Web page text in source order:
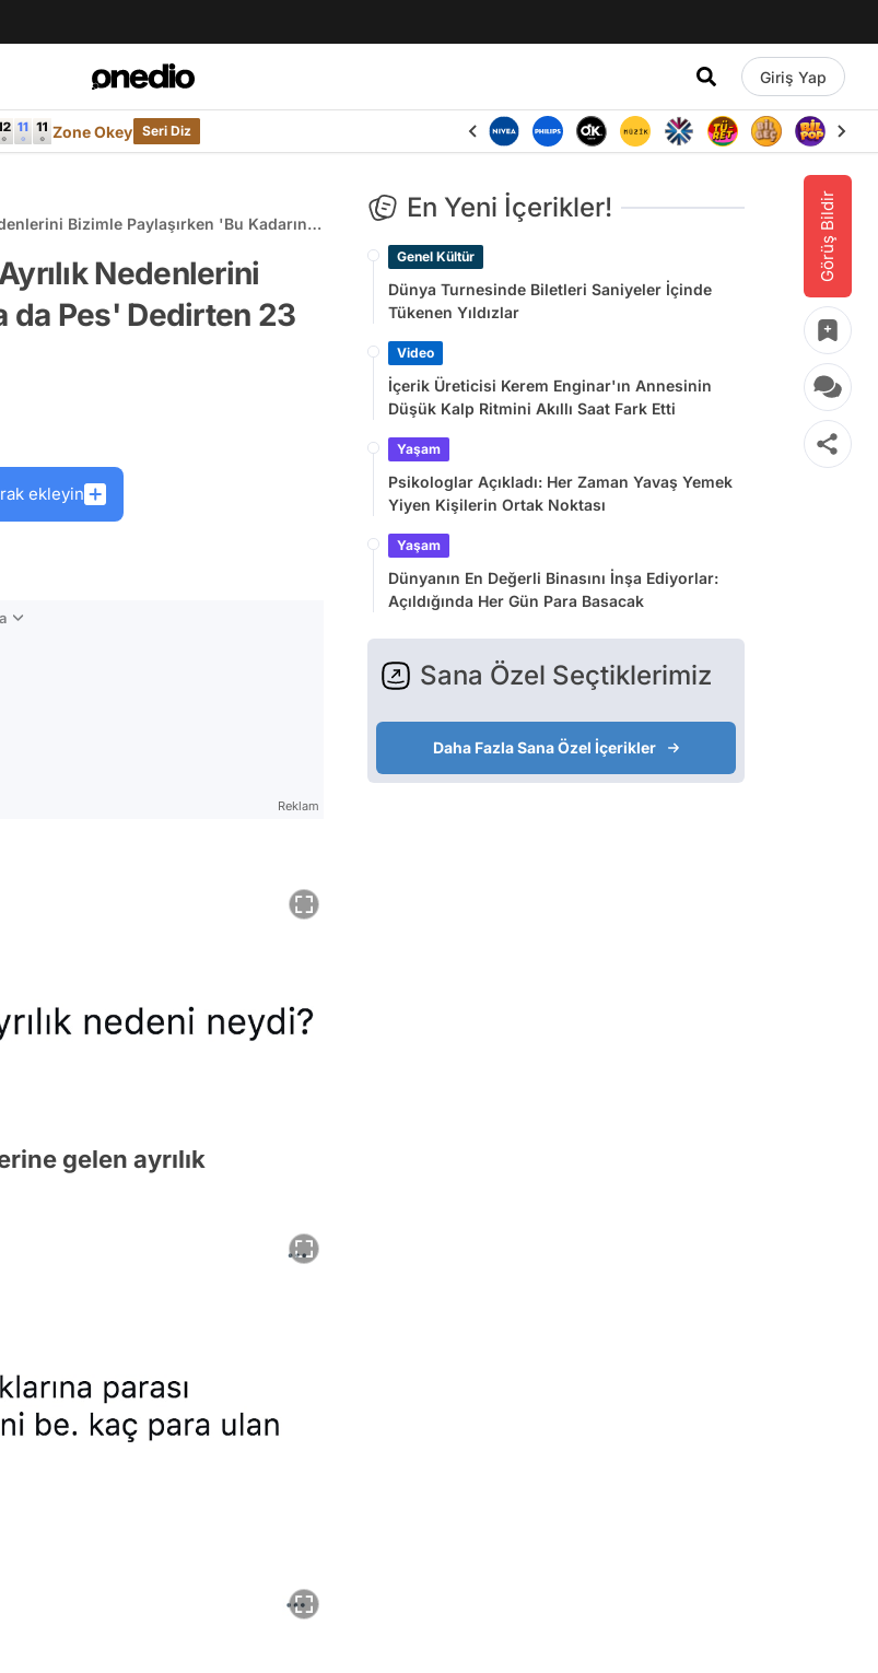
Giriş Yap
Zone Okey Seri Diz
Görüş Bildir
Bizimle Paylaşırken 'Bu Kadarına
Nedenlerini
da Pes' Dedirten 23
ekleyin
Reklam
gelen ayrılık
En Yeni İçerikler!
Genel Kültür
Dünya Turnesinde Biletleri Saniyeler İçinde
Tükenen Yıldızlar
Video
İçerik Üreticisi Kerem Enginar'ın Annesinin
Düşük Kalp Ritmini Akıllı Saat Fark Etti
Yaşam
Psikologlar Açıkladı: Her Zaman Yavaş Yemek
Yiyen Kişilerin Ortak Noktası
Yaşam
Dünyanın En Değerli Binasını İnşa Ediyorlar:
Açıldığında Her Gün Para Basacak
Sana Özel Seçtiklerimiz
Daha Fazla Sana Özel İçerikler